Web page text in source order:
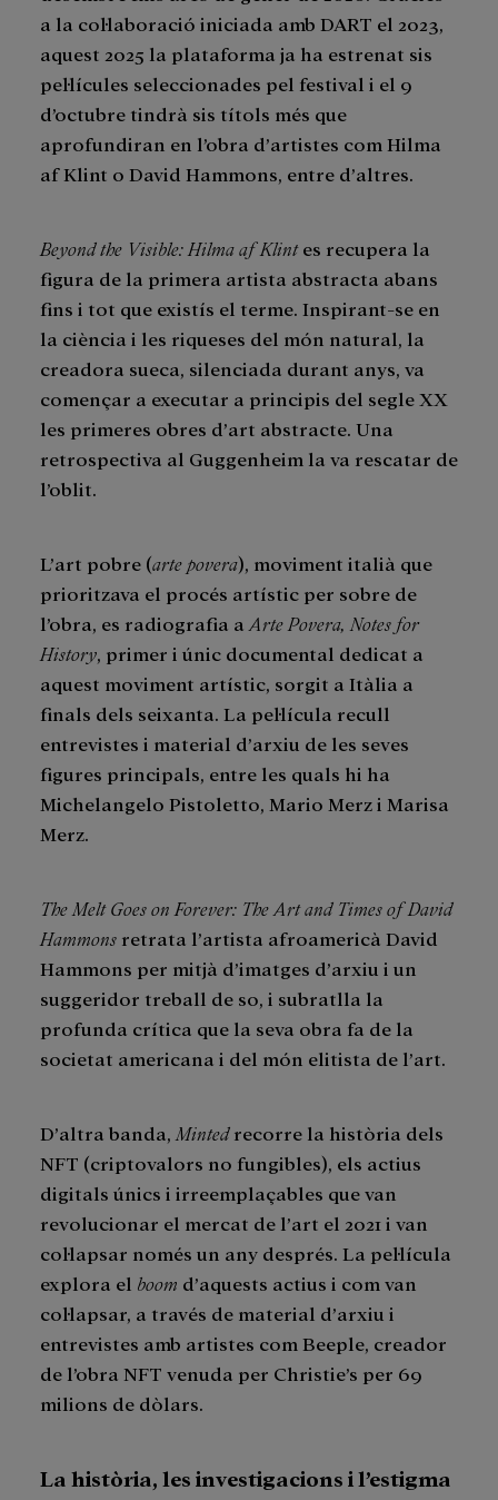
a la col·laboració iniciada amb DART el 2023,
aquest 2025 la plataforma ja ha estrenat sis
pel·lícules seleccionades pel festival i el 9
d’octubre tindrà sis títols més que
aprofundiran en l’obra d’artistes com Hilma
af Klint o David Hammons, entre d’altres.
Beyond the Visible: Hilma af Klintes recupera la
figura de la primera artista abstracta abans
fins i tot que existís el terme. Inspirant-se en
la ciència i les riqueses del món natural, la
creadora sueca, silenciada durant anys, va
començar a executar a principis del segle XX
les primeres obres d’art abstracte. Una
retrospectiva al Guggenheim la va rescatar de
l’oblit.
L’art pobre (arte povera), moviment italià que
prioritzava el procés artístic per sobre de
l’obra, es radiografia a Arte Povera, Notes for
History, primer i únic documental dedicat a
aquest moviment artístic, sorgit a Itàlia a
finals dels seixanta. La pel·lícula recull
entrevistes i material d’arxiu de les seves
figures principals, entre les quals hi ha
Michelangelo Pistoletto, Mario Merz i Marisa
Merz.
The Melt Goes on Forever: The Art and Times of David
Hammons retrata l’artista afroamericà David
Hammons per mitjà d’imatges d’arxiu i un
suggeridor treball de so, i subratlla la
profunda crítica que la seva obra fa de la
societat americana i del món elitista de l’art.
D’altra banda, Mintedrecorre la història dels
NFT (criptovalors no fungibles), els actius
digitals únics i irreemplaçables que van
revolucionar el mercat de l’art el 2021 i van
col·lapsar només un any després. La pel·lícula
explora el boom d’aquests actius i com van
col·lapsar, a través de material d’arxiu i
entrevistes amb artistes com Beeple, creador
de l’obra NFT venuda per Christie’s per 69
milions de dòlars.
La història, les investigacions i l’estigma